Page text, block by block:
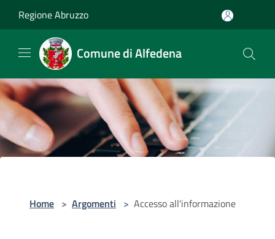
Regione Abruzzo
Comune di Alfedena
Home > Argomenti > Accesso all'informazione